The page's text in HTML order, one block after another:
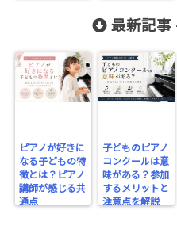
最新記事
ピアノが好きに
なる子どもの特
徴とは？ピアノ
講師が感じる共
通点
子どものピアノ
コンクールは意
味がある？参加
するメリットと
注意点を解説